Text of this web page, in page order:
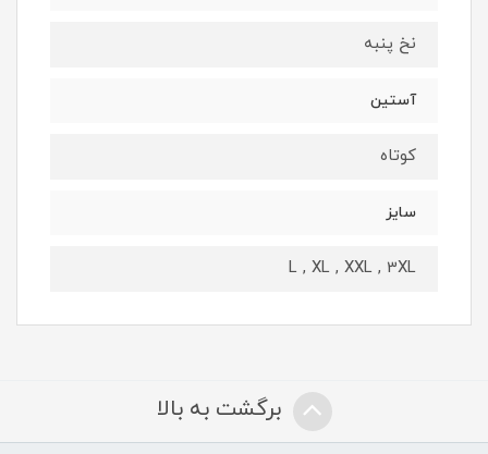
نخ پنبه
آستین
کوتاه
سایز
L , XL , XXL , 3XL
برگشت به بالا